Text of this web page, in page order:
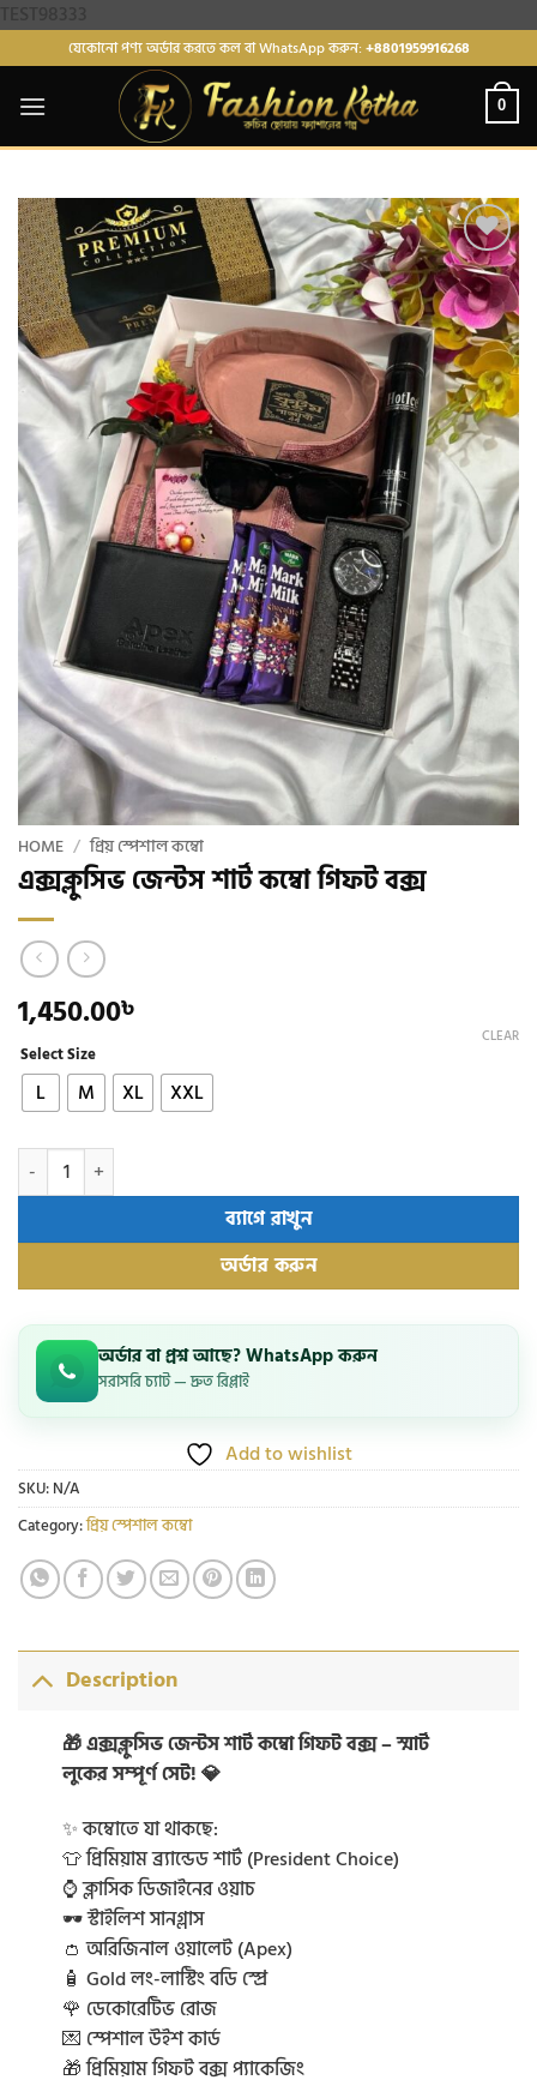
to
content
যেকোনো পণ্য অর্ডার করতে কল বা WhatsApp করুন: +8801959916268
0
Add to
wishlist
HOME / প্রিয় স্পেশাল কম্বো
এক্সক্লুসিভ জেন্টস শার্ট কম্বো গিফট বক্স
1,450.00৳
Select Size
L M XL XXL
CLEAR
এক্সক্লুসিভ জেন্টস শার্ট কম্বো গিফট বক্স quantity
ব্যাগে রাখুন
অর্ডার করুন
অর্ডার বা প্রশ্ন আছে? WhatsApp করুন
সরাসরি চ্যাট — দ্রুত রিপ্লাই
Add to wishlist
SKU: N/A
Category:প্রিয় স্পেশাল কম্বো
Description
🎁 এক্সক্লুসিভ জেন্টস শার্ট কম্বো গিফট বক্স – স্মার্ট
লুকের সম্পূর্ণ সেট! 💎
✨ কম্বোতে যা থাকছে:
👕 প্রিমিয়াম ব্র্যান্ডেড শার্ট (President Choice)
⌚ ক্লাসিক ডিজাইনের ওয়াচ
🕶️ স্টাইলিশ সানগ্লাস
👛 অরিজিনাল ওয়ালেট (Apex)
🧴 Gold লং-লাস্টিং বডি স্প্রে
🌹 ডেকোরেটিভ রোজ
💌 স্পেশাল উইশ কার্ড
🎁 প্রিমিয়াম গিফট বক্স প্যাকেজিং